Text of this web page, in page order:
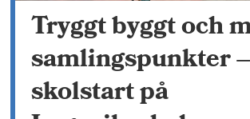
Tryggt byggt och
samlingspunkter –
skolstart på